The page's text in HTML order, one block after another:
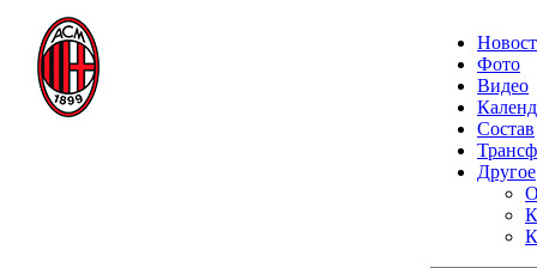
Фото
Видео
Состав
Другое